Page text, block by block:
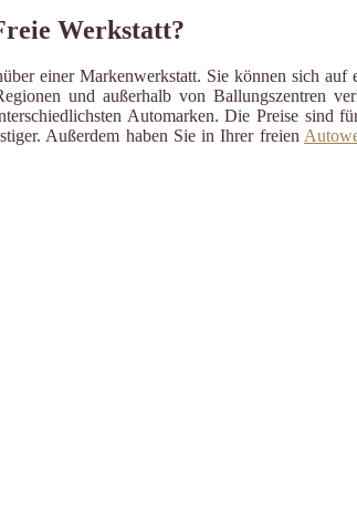
Werkstatt?
einer Markenwerkstatt. Sie können sich auf
und außerhalb von Ballungszentren
Automarken. Die Preise sind
Außerdem haben Sie in Ihrer freien